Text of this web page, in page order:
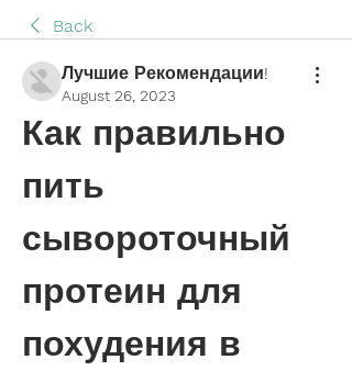
Back
Лучшие Рекомендации!
August 26, 2023
Как правильно
пить
сывороточный
протеин для
похудения в